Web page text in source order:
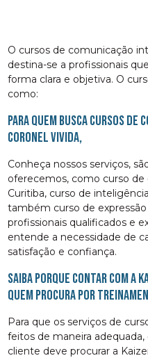
O cursos de comunicação
destina-se a profissionais
forma clara e objetiva. O
como:
Para quem busca cursos
Coronel Vivida,
Conheça nossos serviços,
oferecemos, como curso de
Curitiba, curso de
também curso de
profissionais qualificados e
entende a necessidade de
satisfação e confiança.
Saiba porque contar com a
quem procura por
Para que os serviços de
feitos de maneira
cliente deve procurar a